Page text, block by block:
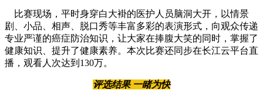
比赛现场，平时身穿白大褂的医护人员脑洞大开，以情景
剧、小品、相声、脱口秀等丰富多彩的表演形式，向观众传递
专业严谨的癌症防治知识，让大家在捧腹大笑的同时，掌握了
健康知识、提升了健康素养。本次比赛还同步在长江云平台直
播，观看人次达到130万。
评选结果 一睹为快